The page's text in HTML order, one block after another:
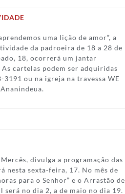
uma lição de amor”, a
da padroeira de 18 a 28 de
18, ocorrerá um jantar
cartelas podem ser adquiridas
ou na igreja na travessa WE
divulga a programação das
nesta sexta-feira, 17. No mês de
para o Senhor” e o Arrastão de
será no dia 2, a de maio no dia 19.